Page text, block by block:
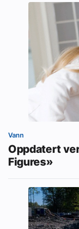
Vann
Oppdatert
Figures»